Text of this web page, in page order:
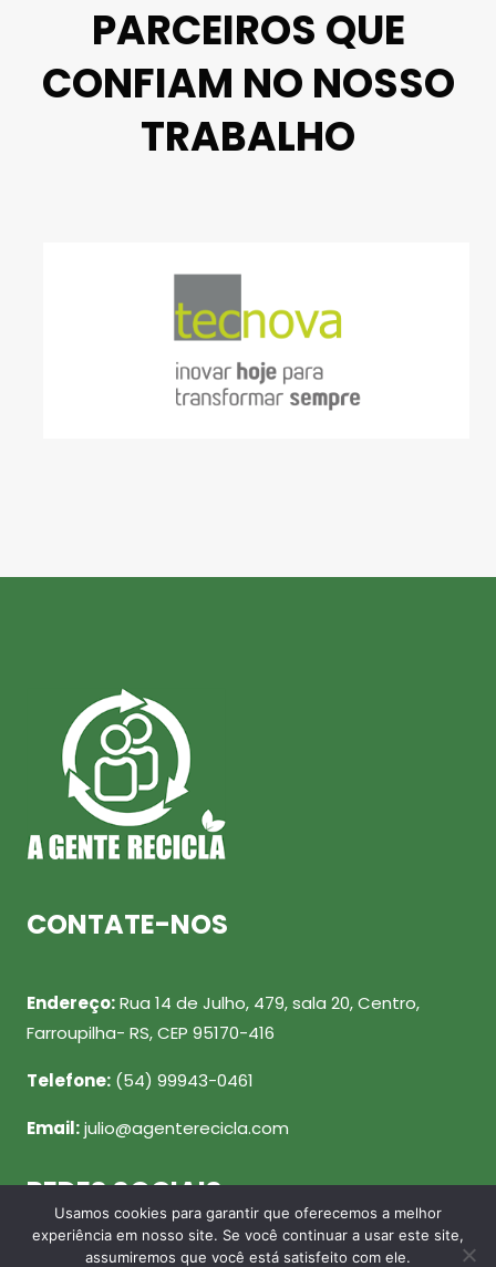
PARCEIROS QUE
CONFIAM NO NOSSO
TRABALHO
CONTATE-NOS
Endereço:Rua 14 de Julho, 479, sala 20, Centro,
Farroupilha- RS, CEP 95170-416
Telefone: (54) 99943-0461
Email:julio@agenterecicla.com
REDES SOCIAIS
Usamos cookies para garantir que oferecemos a melhor
experiência em nosso site. Se você continuar a usar este site,
assumiremos que você está satisfeito com ele.